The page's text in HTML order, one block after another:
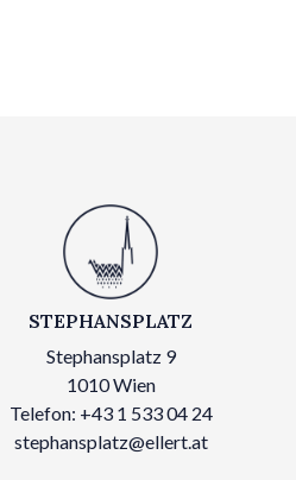
STEPHANSPLATZ
Stephansplatz 9
1010 Wien
Telefon: +43 1 533 04 24
stephansplatz@ellert.at